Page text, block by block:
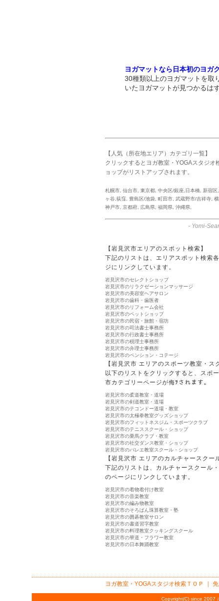
ヨガマットなら日本初のヨガ
30種類以上のヨガマットを取
いたヨガマットが見つかるは
【人気（所在地エリア）カテゴリ一覧】
クリックするとヨガ教室・YOGAスタジ
ョップがリストアップされます。
札幌市 仙台市 東京都 中央区/銀座,日本橋 新宿区
ヶ谷,荻窪
豊島区/池袋 町田市 武蔵野市/吉祥寺
神戸市 京都府 広島県 福岡県 沖縄県
- Yomi-
【岩見沢市エリアのスポット検索】
下記のリストは、エリアスポット検索
ジにリンクしています。
岩見沢市のセレクトショップ
岩見沢市のリラクゼーションマッサージ
岩見沢市の美容室ヘアサロン
岩見沢市の歯科・歯医者
岩見沢市のリフォーム会社
岩見沢市のペットショップ
岩見沢市の民宿・旅館・宿坊
岩見沢市の司法書士事務所
岩見沢市の行政書士事務所
岩見沢市の税理士事務所
岩見沢市の弁理士事務所
岩見沢市のペンション・コテージ
【岩見沢市 エリアのスポーツ教室・ス
以下のリストをクリックすると、スポ
市カテゴリーページが侮ｦされます。
岩見沢市の柔道教室・道場
岩見沢市の剣道教室・道場
岩見沢市のテコンドー道場・教室
岩見沢市の太極拳教室グッズショップ
岩見沢市のフィットネスジム・スポーツクラブ
岩見沢市のテニススクール・ショップ
岩見沢市の乗馬クラブ・教室
岩見沢市の社交ダンス教室・ショップ
岩見沢市のバレエ教室スクール・ショップ
【岩見沢市 エリアのカルチャースクー
下記のリストは、カルチャースクール
のページにリンクしています。
岩見沢市の着物着付け教室
岩見沢市の音楽教室
岩見沢市の編み物教室
岩見沢市のそろばん珠算教室・塾
岩見沢市の囲碁教室サロン
岩見沢市の書道習字教室
岩見沢市の料理教室クッキングスクール
岩見沢市の華道・フラワー教室
岩見沢市の日本舞踊教室
ヨガ教室・YOGAスタジオ検索 ＴＯＰ ｜
Copyright(C) since 2007